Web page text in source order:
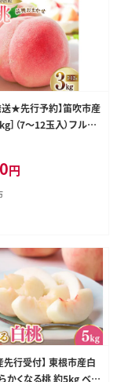
送★先行予約】笛吹市産
］（7～12玉入）フルー
県笛吹市より産地直送
円
先行受付】 東根市産白
かくなる桃 約5kg ベジ